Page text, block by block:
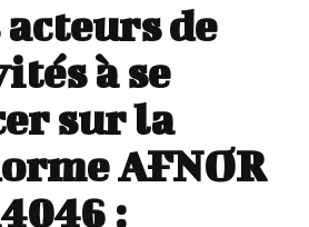
de
à se
sur la
AFNOR
: